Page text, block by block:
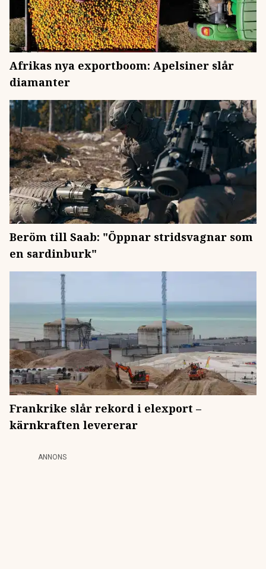
Afrikas nya exportboom: Apelsiner slår
diamanter
Beröm till Saab: "Öppnar stridsvagnar som
en sardinburk"
Frankrike slår rekord i elexport –
kärnkraften levererar
ANNONS